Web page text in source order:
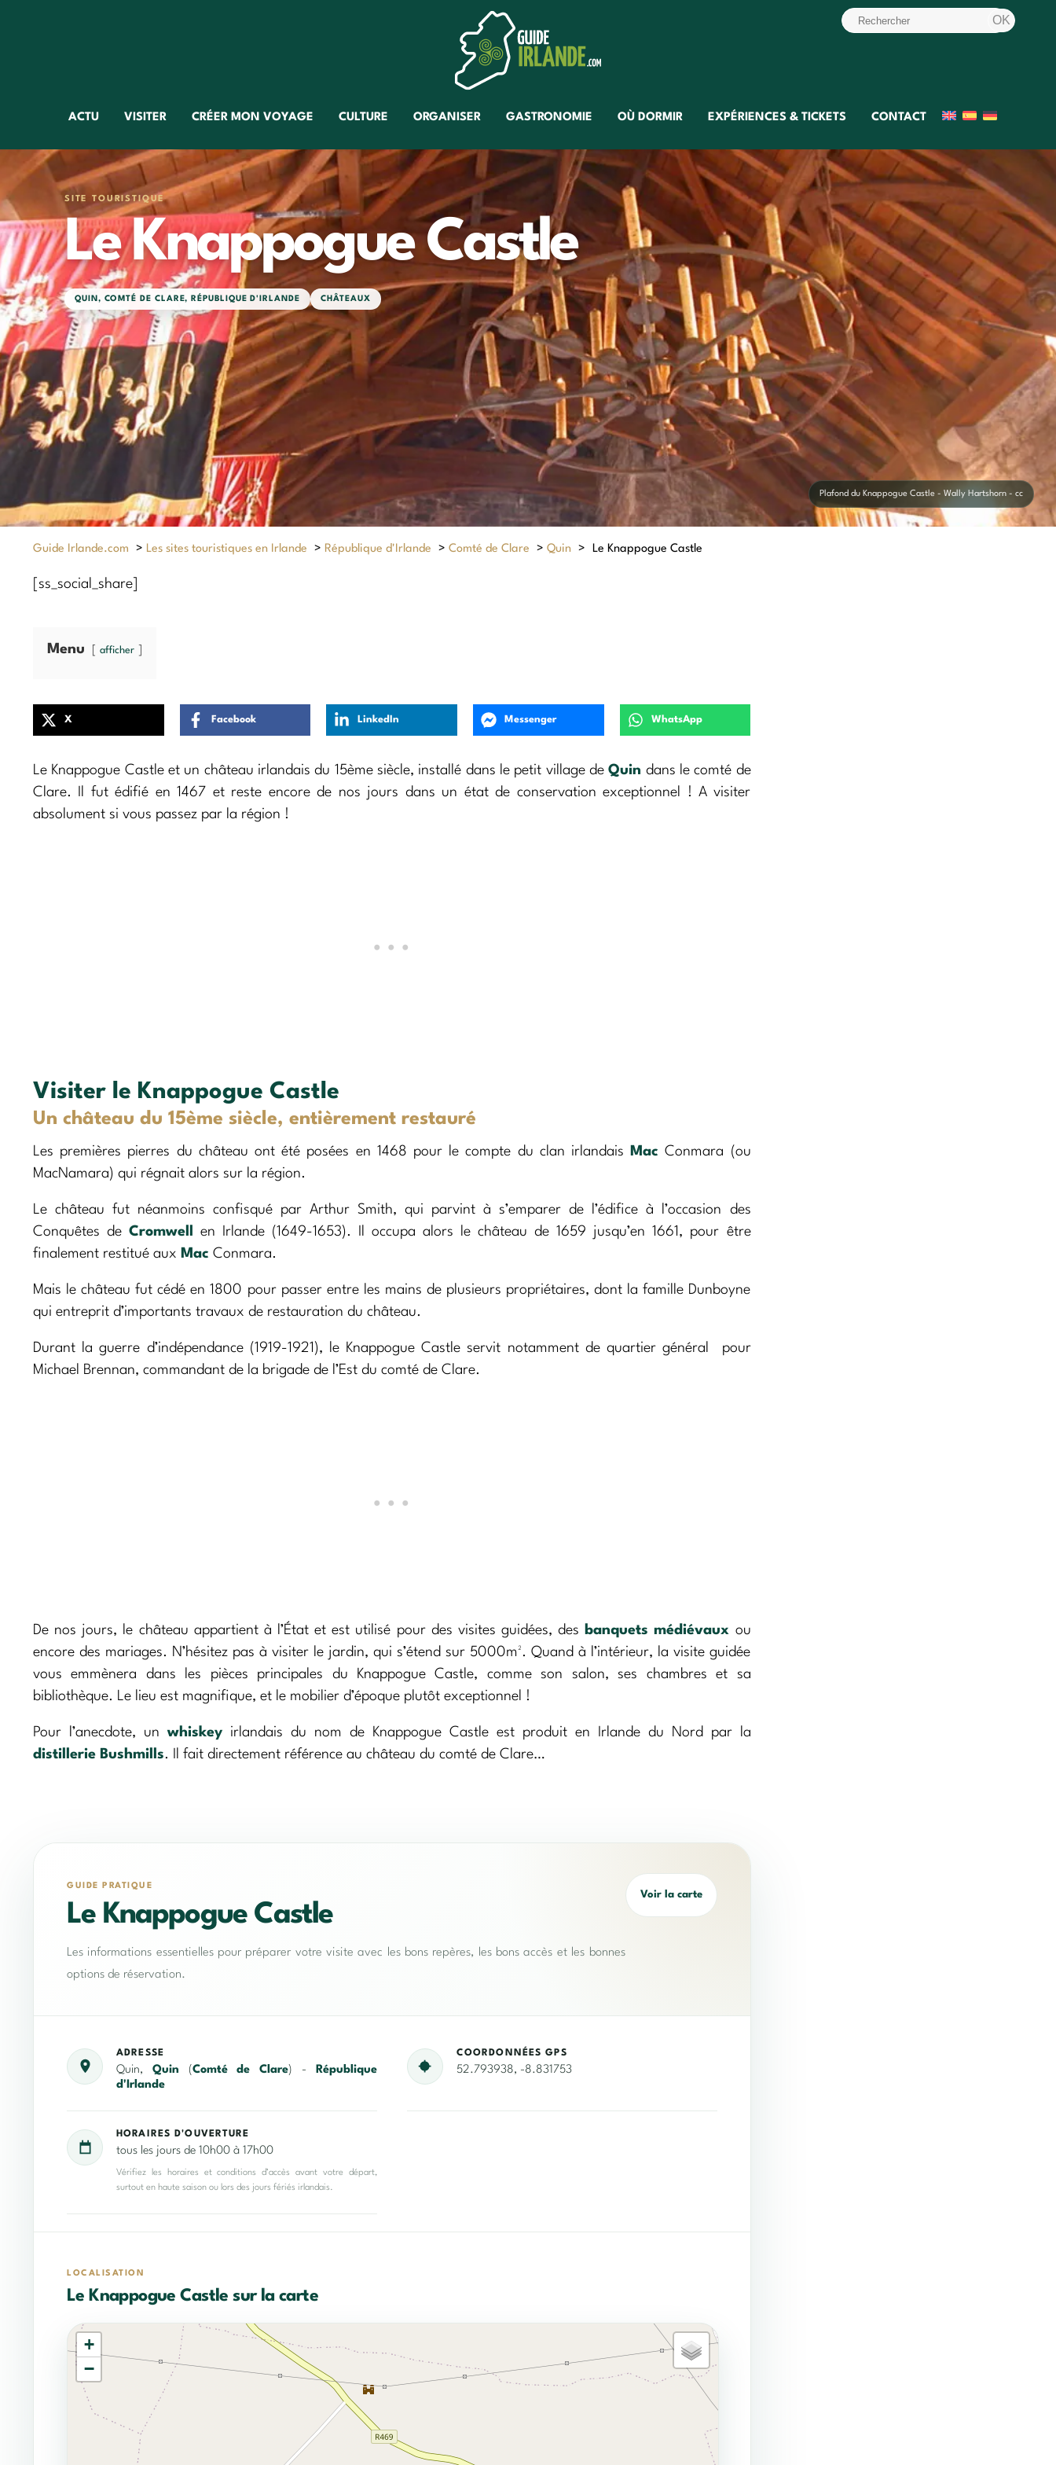
ACTU VISITER CRÉER MON VOYAGE CULTURE ORGANISER GASTRONOMIE OÙ DORMIR EXPÉRIENCES & TICKETS CONTACT
SITE TOURISTIQUE
Le Knappogue Castle
QUIN , COMTÉ DE CLARE, RÉPUBLIQUE D'IRLANDE CHÂTEAUX
Plafond du Knappogue Castle - Wally Hartshorn - cc
Guide Irlande.com > Les sites touristiques en Irlande > République d'Irlande > Comté de Clare > Quin > Le Knappogue Castle
[ss_social_share]
Menu afficher
X Facebook LinkedIn Messenger WhatsApp
Le Knappogue Castle et un château irlandais du 15ème siècle, installé dans le petit village deQuin dans le comté de
Clare. Il fut édifié en 1467 et reste encore de nos jours dans un état de conservation exceptionnel ! A visiter
absolument si vous passez par la région !
Visiter le Knappogue Castle
Un château du 15ème siècle, entièrement restauré
Les premières pierres du château ont été posées en 1468 pour le compte du clan irlandais Mac Conmara (ou
MacNamara) qui régnait alors sur la région.
Le château fut néanmoins confisqué par Arthur Smith, qui parvint à s’emparer de l’édifice à l’occasion des
Conquêtes deCromwell
en Irlande (1649-1653). Il occupa alors le château de 1659 jusqu’en 1661, pour être
finalement restitué aux Mac Conmara.
Mais le château fut cédé en 1800 pour passer entre les mains de plusieurs propriétaires, dont la famille Dunboyne
qui entreprit d’importants travaux de restauration du château.
Durant la guerre d’indépendance (1919-1921), le Knappogue Castle servit notamment de quartier général pour
Michael Brennan, commandant de la brigade de l’Est du comté de Clare.
De nos jours, le château appartient à l’État et est utilisé pour des visites guidées, des banquets médiévaux ou
encore des mariages. N’hésitez pas à visiter le jardin, qui s’étend sur 5000m². Quand à l’intérieur, la visite guidée
vous emmènera dans les pièces principales du Knappogue Castle, comme son salon, ses chambres et sa
bibliothèque. Le lieu est magnifique, et le mobilier d’époque plutôt exceptionnel !
Pour l’anecdote, un whiskeyirlandais du nom de Knappogue Castle est produit en Irlande du Nord par la
distillerie Bushmills. Il fait directement référence au château du comté de Clare…
GUIDE PRATIQUE
Le Knappogue Castle
Les informations essentielles pour préparer votre visite avec les bons repères, les bons accès et les bonnes
options de réservation.
Voir la carte
ADRESSE
Quin, Quin (Comté de Clare) -
République
d'Irlande
COORDONNÉES GPS
52.793938, -8.831753
HORAIRES D'OUVERTURE
tous les jours de 10h00 à 17h00
Vérifiez les horaires et conditions d’accès avant votre départ,
surtout en haute saison ou lors des jours fériés irlandais.
LOCALISATION
Le Knappogue Castle sur la carte
+
−